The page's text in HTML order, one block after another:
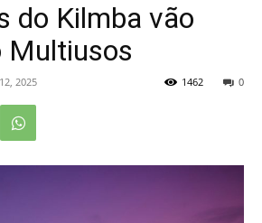
do Kilmba vão
Multiusos
2025 0
1462